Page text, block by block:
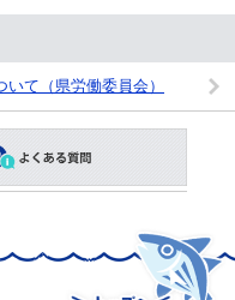
て（県労働委員会）